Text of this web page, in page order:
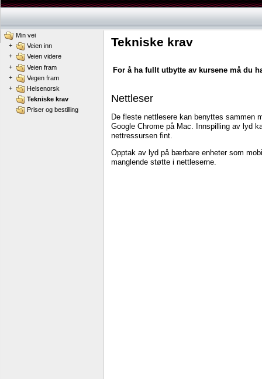
Tekniske krav
For å ha fullt utbytte av kursene må du
Nettleser
De fleste nettlesere kan benyttes sammen
Google Chrome på Mac. Innspilling av lyd
nettressursen fint.
Opptak av lyd på bærbare enheter som
manglende støtte i nettleserne.
Min vei
+
Veien inn
+
Veien videre
+
Veien fram
+
Vegen fram
+
Helsenorsk
Tekniske krav
Priser og bestilling